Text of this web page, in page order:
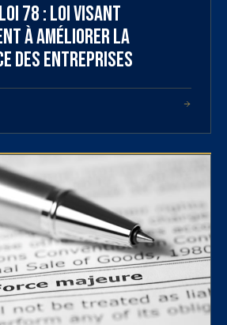
78 : loi visant
à améliorer la
des entreprises